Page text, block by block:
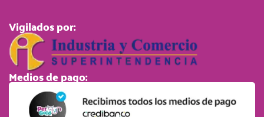
Vigilados por:
Medios de pago: